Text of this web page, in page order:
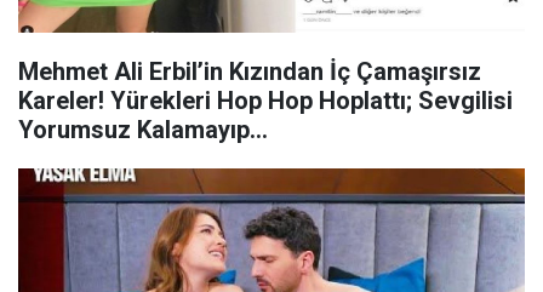
Mehmet Ali Erbil’in Kızından İç Çamaşırsız
Kareler! Yürekleri Hop Hop Hoplattı; Sevgilisi
Yorumsuz Kalamayıp…